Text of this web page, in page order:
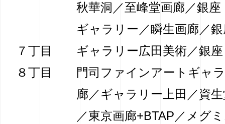
秋華洞／至峰堂画廊／銀
ギャラリー／瞬生画廊／
７丁目
ギャラリー広田美術／銀
８丁目
門司ファインアートギャ
廊／ギャラリー上田／資
／東京画廊+BTAP／メグ